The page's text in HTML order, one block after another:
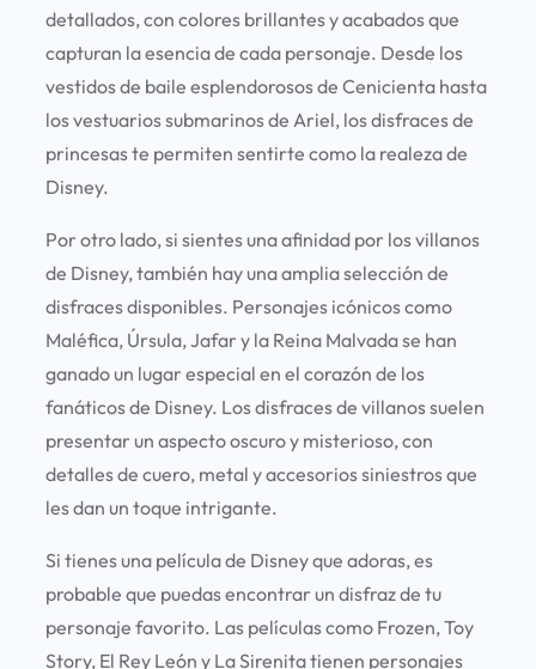
detallados, con colores brillantes y acabados que
capturan la esencia de cada personaje. Desde los
vestidos de baile esplendorosos de Cenicienta hasta
los vestuarios submarinos de Ariel, los disfraces de
princesas te permiten sentirte como la realeza de
Disney.
Por otro lado, si sientes una afinidad por los villanos
de Disney, también hay una amplia selección de
disfraces disponibles. Personajes icónicos como
Maléfica, Úrsula, Jafar y la Reina Malvada se han
ganado un lugar especial en el corazón de los
fanáticos de Disney. Los disfraces de villanos suelen
presentar un aspecto oscuro y misterioso, con
detalles de cuero, metal y accesorios siniestros que
les dan un toque intrigante.
Si tienes una película de Disney que adoras, es
probable que puedas encontrar un disfraz de tu
personaje favorito. Las películas como Frozen, Toy
Story, El Rey León y La Sirenita tienen personajes